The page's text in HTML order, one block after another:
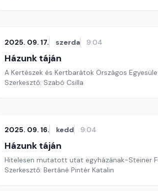
2025. 09. 17. szerda 9:04
Házunk táján
A Kertészek és Kertbarátok Országos
Szerkesztő: Szabó Csilla
2025. 09. 16. kedd 9:04
Házunk táján
Hitelesen mutatott utat egyházának-Steiner
Szerkesztő: Bertáné Pintér Katalin